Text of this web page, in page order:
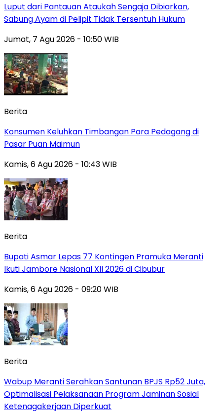
Luput dari Pantauan Ataukah Sengaja Dibiarkan,
Sabung Ayam di Pelipit Tidak Tersentuh Hukum
Jumat, 7 Agu 2026 - 10:50 WIB
Berita
Konsumen Keluhkan Timbangan Para Pedagang di
Pasar Puan Maimun
Kamis, 6 Agu 2026 - 10:43 WIB
Berita
Bupati Asmar Lepas 77 Kontingen Pramuka Meranti
Ikuti Jambore Nasional XII 2026 di Cibubur
Kamis, 6 Agu 2026 - 09:20 WIB
Berita
Wabup Meranti Serahkan Santunan BPJS Rp52 Juta,
Optimalisasi Pelaksanaan Program Jaminan Sosial
Ketenagakerjaan Diperkuat